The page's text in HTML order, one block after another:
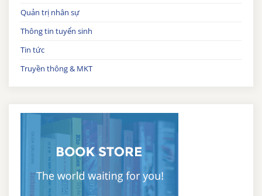
Quản trị nhân sự
Thông tin tuyển sinh
Tin tức
Truyền thông & MKT